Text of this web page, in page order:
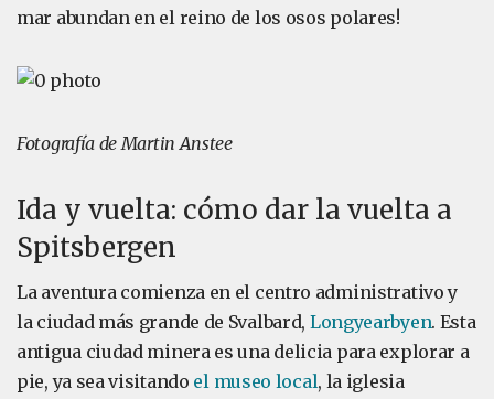
mar abundan en el reino de los osos polares!
Fotografía de Martin Anstee
Ida y vuelta: cómo dar la vuelta a
Spitsbergen
La aventura comienza en el centro administrativo y
la ciudad más grande de Svalbard, Longyearbyen. Esta
antigua ciudad minera es una delicia para explorar a
pie, ya sea visitando el museo local, la iglesia